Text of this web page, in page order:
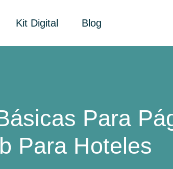
Kit Digital Blog
Para
Para Hoteles